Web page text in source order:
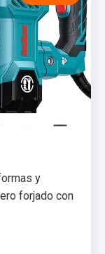
y
forjado con